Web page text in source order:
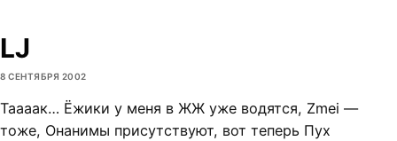
LJ
8 СЕНТЯБРЯ 2002
Таааак… Ёжики у меня в ЖЖ уже водятся, Zmei —
тоже, Онанимы присутствуют, вот теперь Пух